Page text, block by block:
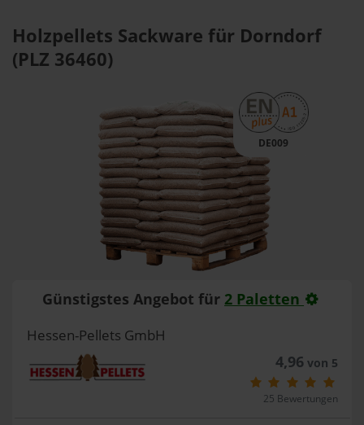
Holzpellets Sackware für Dorndorf
(PLZ 36460)
DE009
Günstigstes Angebot für 2 Paletten
Hessen-Pellets GmbH
4,96von 5
25 Bewertungen